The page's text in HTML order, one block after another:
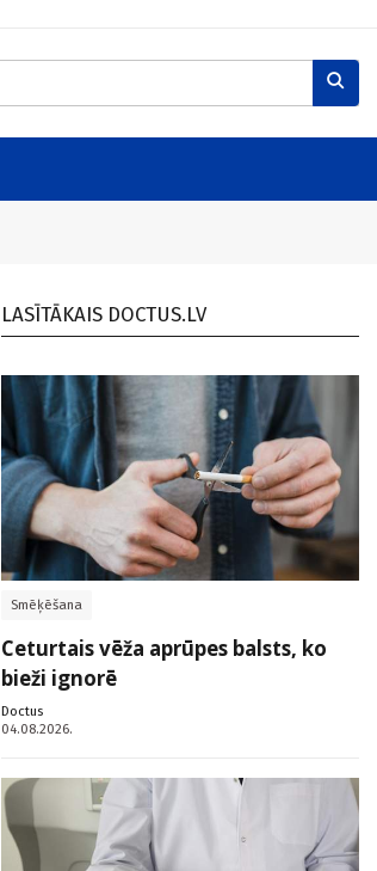
LASĪTĀKAIS DOCTUS.LV
Smēķēšana
Ceturtais vēža aprūpes balsts, ko
bieži ignorē
Doctus
04.08.2026.